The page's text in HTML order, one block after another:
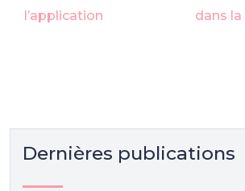
l’application
dans la
Dernières publications